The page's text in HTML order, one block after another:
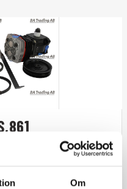
Om
and
Replaces
the Bosch
compressor.